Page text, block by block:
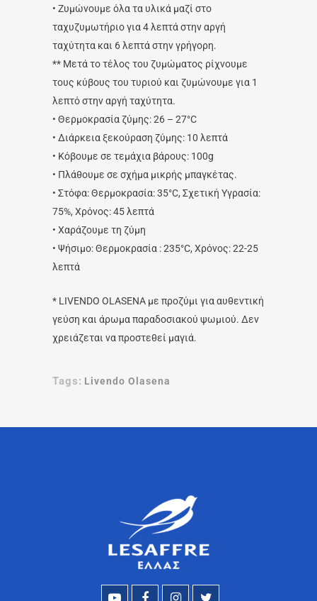
• Ζυμώνουμε όλα τα υλικά μαζί στο
ταχυζυμωτήριο για 4 λεπτά στην αργή
ταχύτητα και 6 λεπτά στην γρήγορη.
** Μετά το τέλος του ζυμώματος ρίχνουμε
τους κύβους του τυριού και ζυμώνουμε για 1
λεπτό στην αργή ταχύτητα.
• Θερμοκρασία ζύμης: 26 – 27°C
• Διάρκεια ξεκούραση ζύμης: 10 λεπτά
• Κόβουμε σε τεμάχια βάρους: 100g
• Πλάθουμε σε σχήμα μικρής μπαγκέτας.
• Στόφα: Θερμοκρασία: 35°C, Σχετική Υγρασία:
75%, Χρόνος: 45 λεπτά
• Χαράζουμε τη ζύμη
• Ψήσιμο: Θερμοκρασία : 235°C, Χρόνος: 22-25
λεπτά
* LIVENDO OLASENA με προζύμι για αυθεντική
γεύση και άρωμα παραδοσιακού ψωμιού. Δεν
χρειάζεται να προστεθεί μαγιά.
Tags: Livendo Olasena